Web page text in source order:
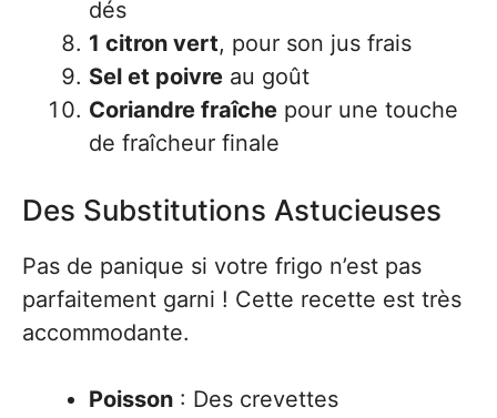
dés
1 citron vert, pour son jus frais
Sel et poivre au goût
Coriandre fraîche pour une touche
de fraîcheur finale
Des Substitutions Astucieuses
Pas de panique si votre frigo n’est pas
parfaitement garni ! Cette recette est très
accommodante.
Poisson : Des crevettes